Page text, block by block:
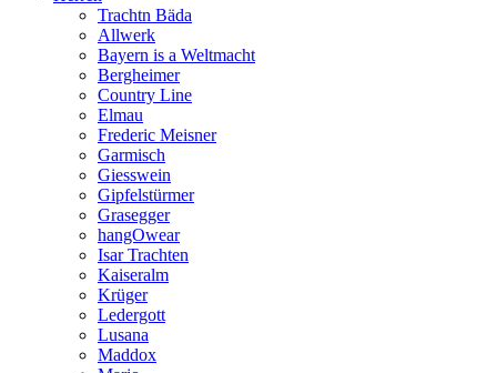
Trachtn Bäda
Allwerk
Bayern is a Weltmacht
Bergheimer
Country Line
Elmau
Frederic Meisner
Garmisch
Giesswein
Gipfelstürmer
Grasegger
hangOwear
Isar Trachten
Kaiseralm
Krüger
Ledergott
Lusana
Maddox